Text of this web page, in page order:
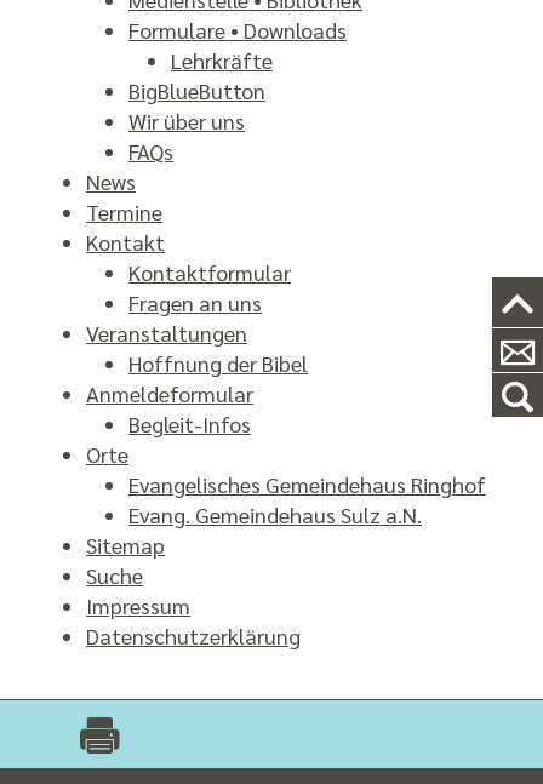
Formulare • Downloads
Lehrkräfte
BigBlueButton
Wir über uns
FAQs
News
Termine
Kontakt
Kontaktformular
Fragen an uns
Veranstaltungen
Hoffnung der Bibel
Anmeldeformular
Begleit-Infos
Orte
Evangelisches Gemeindehaus Ringhof
Evang. Gemeindehaus Sulz a.N.
Sitemap
Suche
Impressum
Datenschutzerklärung